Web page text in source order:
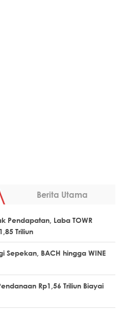
Berita Utama
Pendapatan, Laba TOWR
Triliun
Sepekan, BACH hingga WINE
Rp1,56 Triliun Biayai